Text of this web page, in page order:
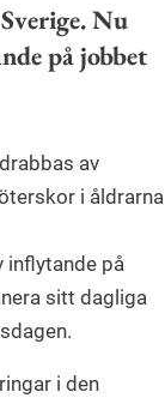
Nu
på jobbet
av
i åldrarna
inflytande på
sitt dagliga
i den